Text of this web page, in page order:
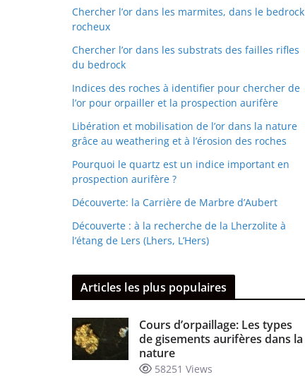
Chercher l’or dans les marmites, dans le bedrock
rocheux
Chercher l’or dans les substrats des failles rifles
du bedrock
Indices des roches à identifier pour chercher de
l’or pour orpailler et la prospection aurifère
Libération et mobilisation de l’or dans la nature
grâce au weathering et à l’érosion des roches
Pourquoi le quartz est un indice important en
prospection aurifère ?
Découverte: la Carrière de Marbre d’Aubert
Découverte : à la recherche de la Lherzolite à
l’étang de Lers (Lhers, L’Hers)
Articles les plus populaires
Cours d’orpaillage: Les types
de gisements aurifères dans la
nature
58251 Views